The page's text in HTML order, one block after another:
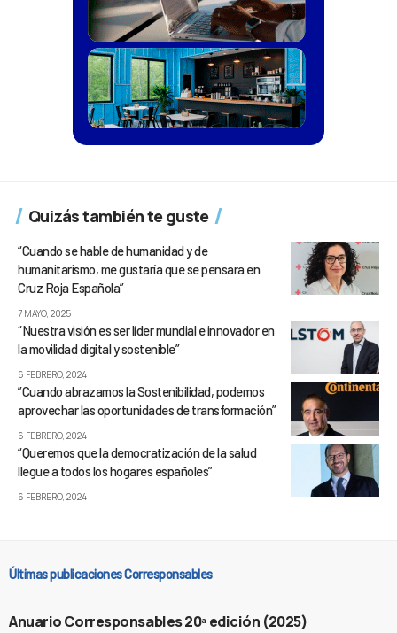
Quizás también te guste
“Cuando se hable de humanidad y de
humanitarismo, me gustaría que se pensara en
Cruz Roja Española”
7 MAYO, 2025
“Nuestra visión es ser líder mundial e innovador en
la movilidad digital y sostenible”
6 FEBRERO, 2024
”Cuando abrazamos la Sostenibilidad, podemos
aprovechar las oportunidades de transformación”
6 FEBRERO, 2024
“Queremos que la democratización de la salud
llegue a todos los hogares españoles”
6 FEBRERO, 2024
Últimas publicaciones Corresponsables
Anuario Corresponsables 20ª edición (2025)